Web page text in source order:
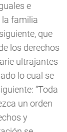
e
la familia
que
los derechos
ultrajantes
lo cual se
“Toda
un orden
y